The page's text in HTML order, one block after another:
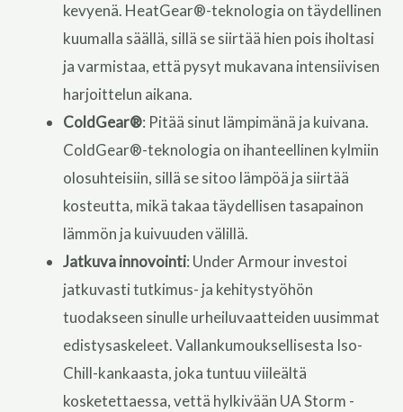
kevyenä. HeatGear®-teknologia on täydellinen
kuumalla säällä, sillä se siirtää hien pois iholtasi
ja varmistaa, että pysyt mukavana intensiivisen
harjoittelun aikana.
ColdGear®: Pitää sinut lämpimänä ja kuivana.
ColdGear®-teknologia on ihanteellinen kylmiin
olosuhteisiin, sillä se sitoo lämpöä ja siirtää
kosteutta, mikä takaa täydellisen tasapainon
lämmön ja kuivuuden välillä.
Jatkuva innovointi: Under Armour investoi
jatkuvasti tutkimus- ja kehitystyöhön
tuodakseen sinulle urheiluvaatteiden uusimmat
edistysaskeleet. Vallankumouksellisesta Iso-
Chill-kankaasta, joka tuntuu viileältä
kosketettaessa, vettä hylkivään UA Storm -